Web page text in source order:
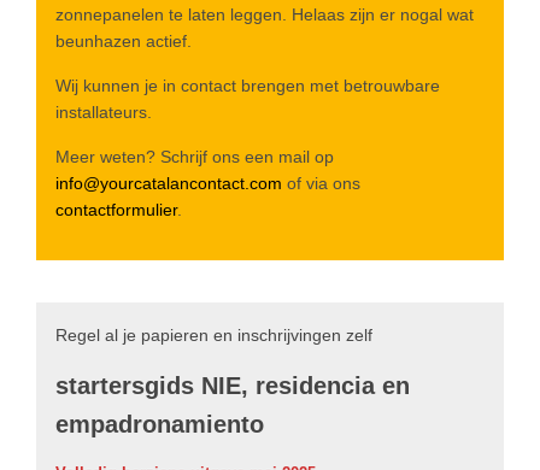
zonnepanelen te laten leggen. Helaas zijn er nogal wat
beunhazen actief.
Wij kunnen je in contact brengen met betrouwbare
installateurs.
Meer weten? Schrijf ons een mail op
info@yourcatalancontact.com of via ons
contactformulier.
Regel al je papieren en inschrijvingen zelf
startersgids NIE, residencia en
empadronamiento